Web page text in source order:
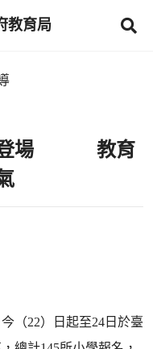
教育局
賽登場 教育
（22）日起至24日於臺